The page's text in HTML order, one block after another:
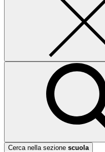
Cerca nella sezione scuola